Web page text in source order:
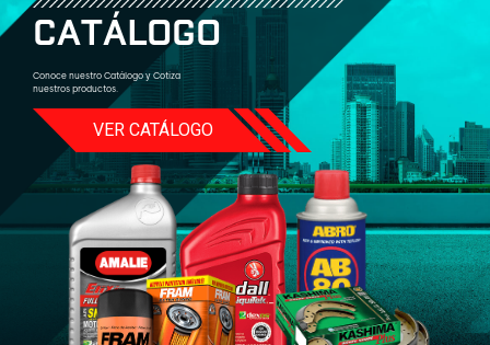
CATÁLOGO
Conoce nuestro Catálogo y Cotiza
nuestros productos.
VER CATÁLOGO